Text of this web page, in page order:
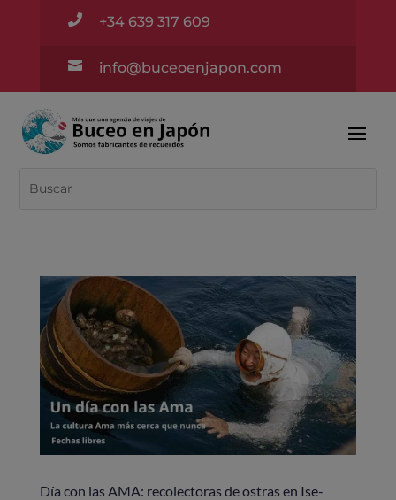
 +34 639 317 609
 info@buceoenjapon.com
Día con las AMA: recolectoras de ostras en Ise-